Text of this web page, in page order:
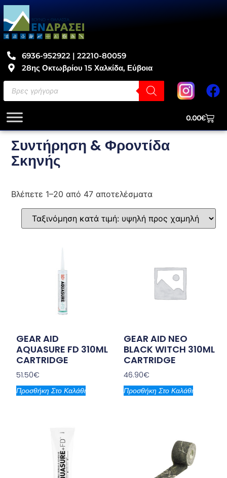
6936-952922 | 22210-80059
28ης Οκτωβρίου 15 Χαλκίδα, Εύβοια
0.00€
Συντήρηση & Φροντίδα
Σκηνής
Βλέπετε 1–20 από 47 αποτελέσματα
GEAR AID
AQUASURE FD 310ML
CARTRIDGE
51.50€
Προσθήκη Στο Καλάθι
GEAR AID NEO
BLACK WITCH 310ML
CARTRIDGE
46.90€
Προσθήκη Στο Καλάθι